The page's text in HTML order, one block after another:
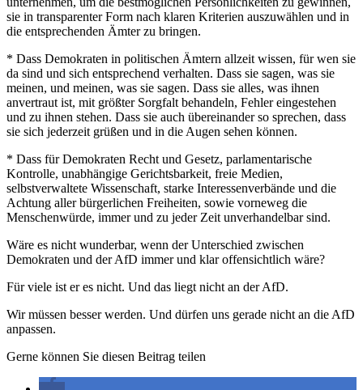
sie in transparenter Form nach klaren Kriterien auszuwählen und in
die entsprechenden Ämter zu bringen.
* Dass Demokraten in politischen Ämtern allzeit wissen, für wen sie
da sind und sich entsprechend verhalten. Dass sie sagen, was sie
meinen, und meinen, was sie sagen. Dass sie alles, was ihnen
anvertraut ist, mit größter Sorgfalt behandeln, Fehler eingestehen
und zu ihnen stehen. Dass sie auch übereinander so sprechen, dass
sie sich jederzeit grüßen und in die Augen sehen können.
* Dass für Demokraten Recht und Gesetz, parlamentarische
Kontrolle, unabhängige Gerichtsbarkeit, freie Medien,
selbstverwaltete Wissenschaft, starke Interessenverbände und die
Achtung aller bürgerlichen Freiheiten, sowie vorneweg die
Menschenwürde, immer und zu jeder Zeit unverhandelbar sind.
Wäre es nicht wunderbar, wenn der Unterschied zwischen
Demokraten und der AfD immer und klar offensichtlich wäre?
Für viele ist er es nicht. Und das liegt nicht an der AfD.
Wir müssen besser werden. Und dürfen uns gerade nicht an die AfD
anpassen.
Gerne können Sie diesen Beitrag teilen